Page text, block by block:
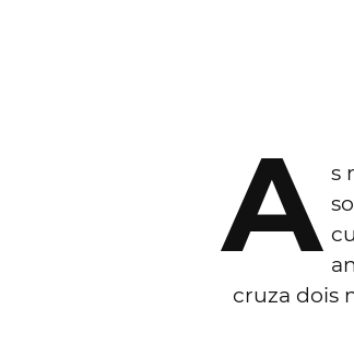
A s
cruza dois